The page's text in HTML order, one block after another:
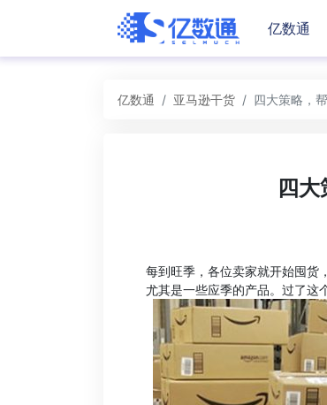
亿数通
亿数通 亚马逊干货 四大策略，
四
每到旺季，各位卖家就开始囤货
尤其是一些应季的产品。过了这